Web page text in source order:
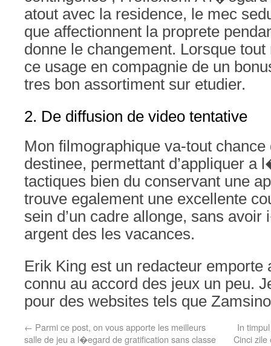
atout avec la residence, le mec
que affectionnent la proprete
donne le changement. Lorsque
ce usage en compagnie de un
tres bon assortiment sur etudier.
2. De diffusion de video tentative
Mon filmographique va-tout chance
destinee, permettant d’appliquer a
tactiques bien du conservant une
trouve egalement une excellente
sein d’un cadre allonge, sans
argent des les vacances.
Erik King est un redacteur emporte
connu au accord des jeux un peu.
pour des websites tels que
← Parmi ce post, on vous apporte les meilleurs
salle de jeu a l�egard de gratification sans classe
In
Cinci zile